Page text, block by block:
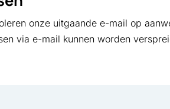
onze uitgaande e-mail op
via e-mail kunnen worden